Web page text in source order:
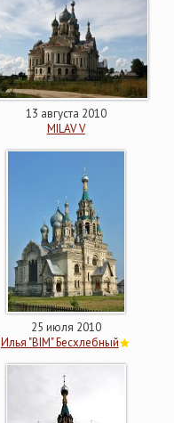
13 августа 2010
MILAV V
25 июля 2010
Илья "BIM" Бесхлебный